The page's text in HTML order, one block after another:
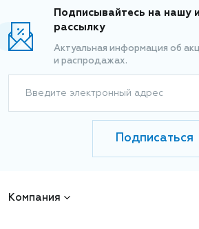
Подписывайтесь на нашу
рассылку
Актуальная информация об
и распродажах.
Введите электронный адрес
Подписаться
Компания